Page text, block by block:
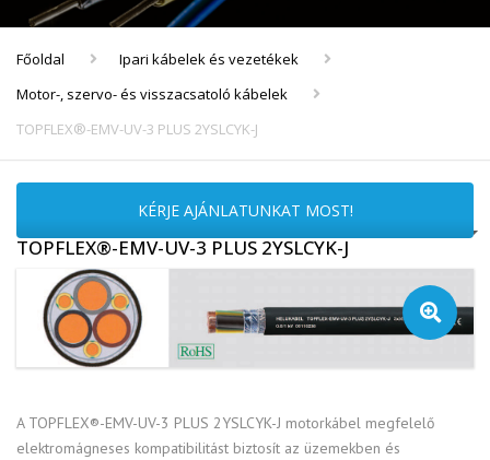
Főoldal
Ipari kábelek és vezetékek
Motor-, szervo- és visszacsatoló kábelek
TOPFLEX®-EMV-UV-3 PLUS 2YSLCYK-J
KÉRJE AJÁNLATUNKAT MOST!
TOPFLEX®-EMV-UV-3 PLUS 2YSLCYK-J
🔍
A TOPFLEX®-EMV-UV-3 PLUS 2YSLCYK-J motorkábel megfelelő
elektromágneses kompatibilitást biztosít az üzemekben és